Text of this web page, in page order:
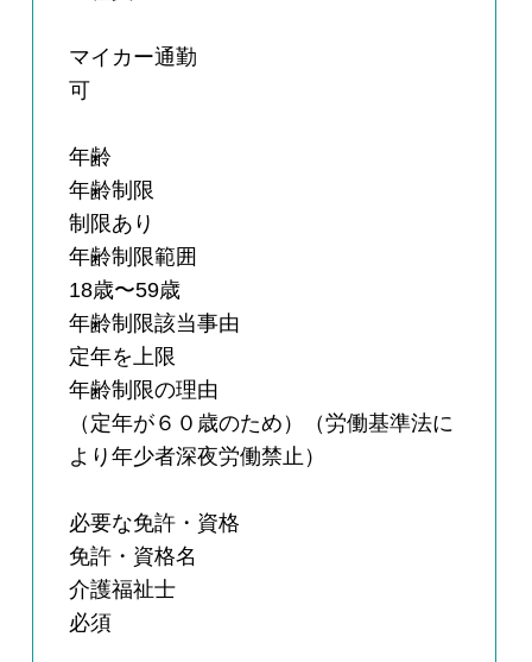
マイカー通勤
可
年齢
年齢制限
制限あり
年齢制限範囲
18歳〜59歳
年齢制限該当事由
定年を上限
年齢制限の理由
（定年が６０歳のため）（労働基準法に
より年少者深夜労働禁止）
必要な免許・資格
免許・資格名
介護福祉士
必須